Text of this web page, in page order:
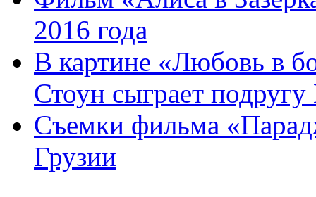
2016 года
В картине «Любовь в
Стоун сыграет
Съемки фильма
Грузии